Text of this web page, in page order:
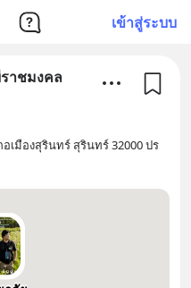
เข้าสู่ระบบ
าชมงคล
เมืองสุรินทร์ สุรินทร์ 32000 ปร